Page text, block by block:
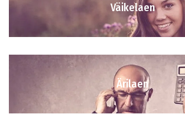
Väikelaen
Ärilaen